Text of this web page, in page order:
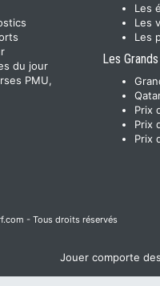
du jour
PMU,
Les
Les
Les
Les
Prix
Prix
Prix
- Tous droits réservés
Jouer comporte